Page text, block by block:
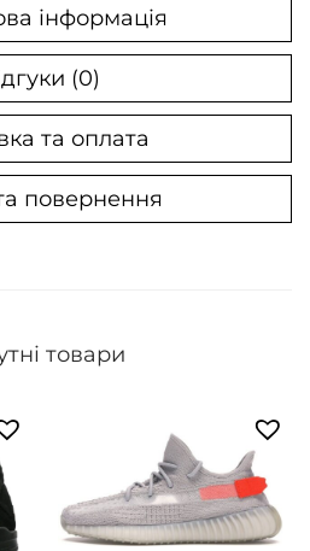
інформація
(0)
та оплата
повернення
товари